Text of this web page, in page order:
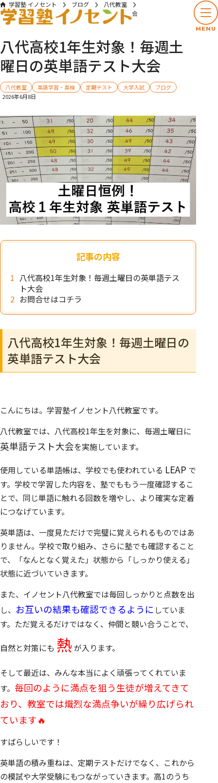
MENU
学習塾 イノセント ブログ
八代教室
八代高校1年生対象！毎週土曜日の英単語テスト大会
八代高校1年生対象！毎週土
曜日の英単語テスト大会
八代教室 英語学習・英検 定期テスト 大学入試
ブログ
2026年6月8日
記事の内容
八代高校1年生対象！毎週土曜日の英単語テス
ト大会
お問合せはコチラ
八代高校1年生対象！毎週土曜日の
英単語テスト大会
こんにちは。学習塾イノセント八代教室です。
八代教室では、八代高校1年生を対象に、毎週土曜日に
英単語テスト大会を実施しています。
使用している単語帳は、学校でも使われている LEAP で
す。学校で学習した内容を、塾でももう一度確認するこ
とで、同じ単語に触れる回数を増やし、より確実な定着
につなげています。
英単語は、一度見ただけで完璧に覚えられるものではあ
りません。学校で取り組み、さらに塾でも確認すること
で、「なんとなく覚えた」状態から「しっかり使える」
状態に近づいていきます。
また、イノセント八代教室では毎回しっかりと点数を出
し、 お互いの結果も確認できるように していま
す。ただ覚えるだけではなく、仲間と競い合うことで、
自然と対策にも 熱 が入ります。
そして最近は、みんな本当によく頑張ってくれていま
す。 毎回のように満点を狙う生徒が増えてきて
おり、教室では熾烈な満点争いが繰り広げられ
ています🔥
すばらしいです！
英単語の積み重ねは、定期テストだけでなく、これから
の模試や大学受験にもつながっていきます。高1のうち